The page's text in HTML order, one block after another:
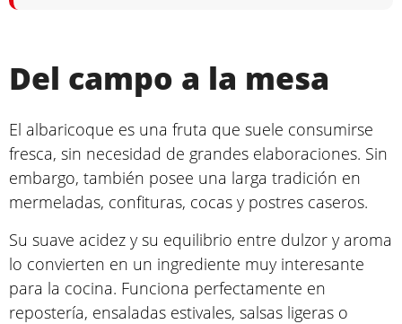
Del campo a la mesa
El albaricoque es una fruta que suele consumirse
fresca, sin necesidad de grandes elaboraciones. Sin
embargo, también posee una larga tradición en
mermeladas, confituras, cocas y postres caseros.
Su suave acidez y su equilibrio entre dulzor y aroma
lo convierten en un ingrediente muy interesante
para la cocina. Funciona perfectamente en
repostería, ensaladas estivales, salsas ligeras o